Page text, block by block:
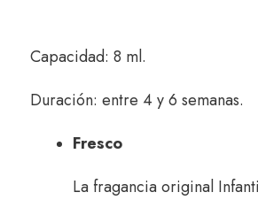
Capacidad: 8 ml.
Duración: entre 4 y 6 semanas.
Fresco
La fragancia original